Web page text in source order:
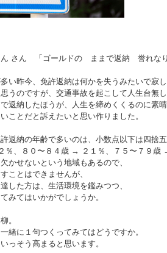
ん さん 「ゴールドの ままで返納 誉れな
い昨今、免許返納は何かを失うみたいで寂
うのですが、交通事故を起こして人生台無
返納したほうが、人生を締めくくるのに素
ことだと訴えたいと思い作りました。
返納の年齢で多いのは、小数点以下は四捨
％、８０〜８４歳 → ２１％、７５〜７９歳
かせないという地域もあるので、
ことはできませんが、
した方は、生活環境を鑑みつつ、
みてはいかがでしょうか。
。
緒に１句つくってみてはどうですか。
っそう高まると思います。